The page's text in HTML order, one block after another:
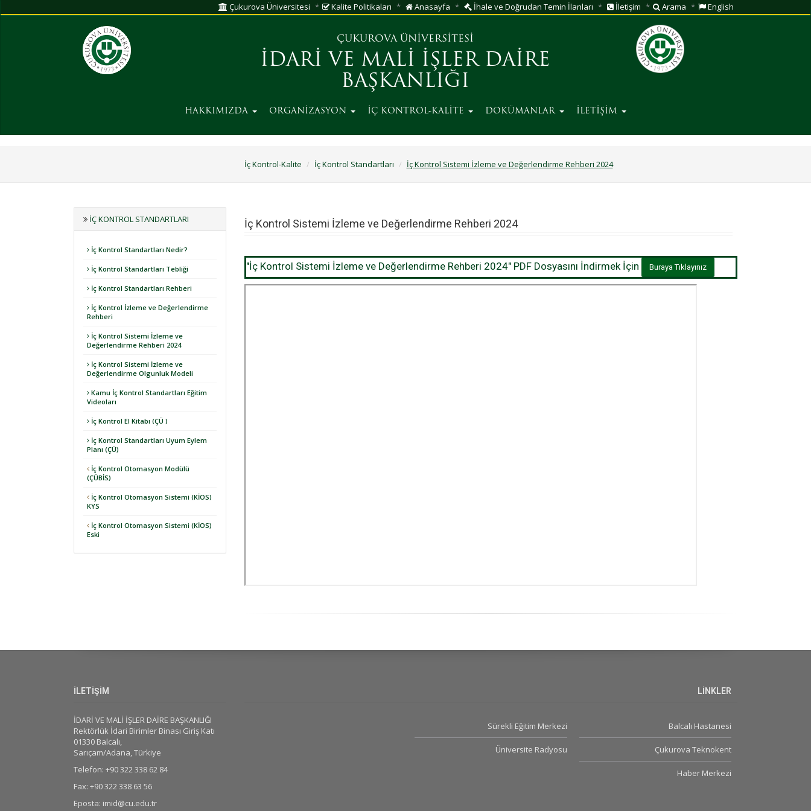
Çukurova Üniversitesi Kalite Politikaları Anasayfa İhale ve Doğrudan Temin İlanları İletişim Arama English
ÇUKUROVA ÜNİVERSİTESİ
İDARİ VE MALİ İŞLER DAİRE
BAŞKANLIĞI
HAKKIMIZDA ORGANİZASYON İÇ KONTROL-KALİTE DOKÜMANLAR İLETİŞİM
İç Kontrol-Kalite İç Kontrol Standartları İç Kontrol Sistemi İzleme ve Değerlendirme Rehberi 2024
İÇ KONTROL STANDARTLARI
İç Kontrol Standartları Nedir?
İç Kontrol Standartları Tebliği
İç Kontrol Standartları Rehberi
İç Kontrol İzleme ve Değerlendirme
Rehberi
İç Kontrol Sistemi İzleme ve
Değerlendirme Rehberi 2024
İç Kontrol Sistemi İzleme ve
Değerlendirme Olgunluk Modeli
Kamu İç Kontrol Standartları Eğitim
Videoları
İç Kontrol El Kitabı (ÇÜ )
İç Kontrol Standartları Uyum Eylem
Planı (ÇÜ)
İç Kontrol Otomasyon Modülü
(ÇÜBİS)
İç Kontrol Otomasyon Sistemi (KİOS)
KYS
İç Kontrol Otomasyon Sistemi (KİOS)
Eski
İç Kontrol Sistemi İzleme ve Değerlendirme Rehberi 2024
"İç Kontrol Sistemi İzleme ve Değerlendirme Rehberi 2024" PDF Dosyasını İndirmek İçin Buraya Tıklayınız
İLETİŞİM
İDARİ VE MALİ İŞLER DAİRE BAŞKANLIĞI
Rektörlük İdari Birimler Binası Giriş Katı
01330 Balcalı,
Sarıçam/Adana, Türkiye
Telefon: +90 322 338 62 84
Fax: +90 322 338 63 56
Eposta: imid@cu.edu.tr
LİNKLER
Balcalı Hastanesi
Çukurova Teknokent
Haber Merkezi
Sürekli Eğitim Merkezi
Üniversite Radyosu